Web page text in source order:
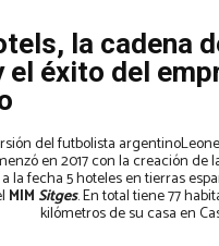
la cadena
el éxito del
del futbolista
en 2017 con la creación de
la fecha 5 hoteles en tierras
MIM Sitges. En total tiene 77
kilómetros de su casa en